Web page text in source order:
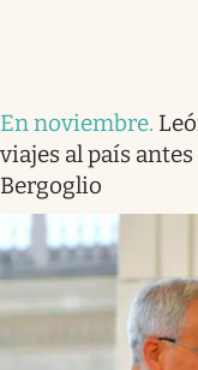
En noviembre.
viajes al país
Bergoglio